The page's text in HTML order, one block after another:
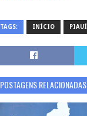
TAGS: INÍCIO PIAUÍ
POSTAGENS RELACIONADAS